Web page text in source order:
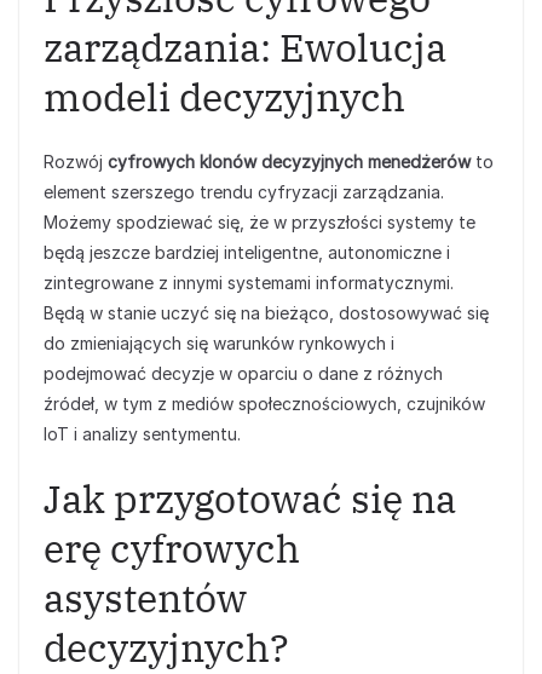
zarządzania: Ewolucja
modeli decyzyjnych
Rozwój cyfrowych klonów decyzyjnych menedżerówto
element szerszego trendu cyfryzacji zarządzania.
Możemy spodziewać się, że w przyszłości systemy te
będą jeszcze bardziej inteligentne, autonomiczne i
zintegrowane z innymi systemami informatycznymi.
Będą w stanie uczyć się na bieżąco, dostosowywać się
do zmieniających się warunków rynkowych i
podejmować decyzje w oparciu o dane z różnych
źródeł, w tym z mediów społecznościowych, czujników
IoT i analizy sentymentu.
Jak przygotować się na
erę cyfrowych
asystentów
decyzyjnych?